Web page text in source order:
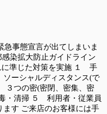
急事態宣言が出てしまいま
染拡大防止ガイドライン
に準じた対策を実施 １ 手
ーシャルディスタンス(で
３つの密(密閉、密集、密
・清掃 ５ 利用者・従業員
す ご来店のお客様には手